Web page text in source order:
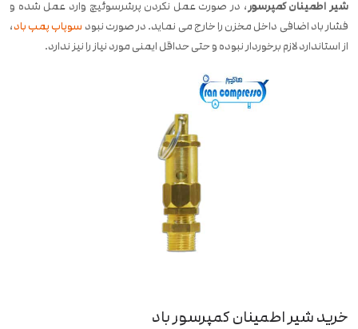
شیر اطمینان کمپرسور ، در صورت عمل نکردن پرشرسوئیچ وارد عمل شده و
فشار باد اضافی داخل مخزن را خارج می نماید. در صورت نبود سوپاپ پمپ باد،
از استاندارد لازم برخوردار نبوده و حتی حداقل ایمنی مورد نیاز را نیز ندارد.
خرید شیر اطمینان کمپرسور باد